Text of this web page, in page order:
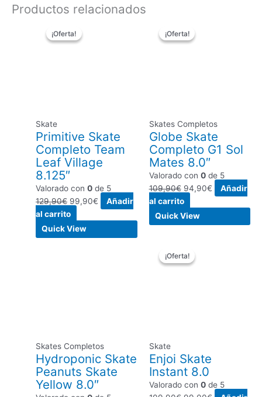
Productos relacionados
¡Oferta!
¡Oferta!
Skate
Primitive Skate
Completo Team
Leaf Village
8.125″
Valorado con0 de 5
129,90€
precio
99,90€
Añadir
al carrito
Quick View
¡Oferta!
¡Oferta!
Skates Completos
Globe Skate
Completo G1 Sol
Mates 8.0″
Valorado con 0de 5
109,90€
precio
94,90€
Añadir
al carrito
Quick View
Skates Completos
Hydroponic Skate
Peanuts Skate
Yellow 8.0″
¡Oferta!
¡Oferta!
Skate
Enjoi Skate
Instant 8.0
Valorado con 0de 5
precio